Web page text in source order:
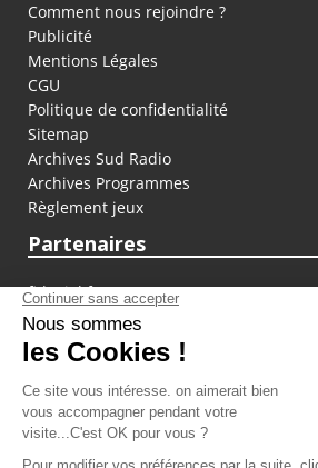
Comment nous rejoindre ?
Publicité
Mentions Légales
CGU
Politique de confidentialité
Sitemap
Archives Sud Radio
Archives Programmes
Règlement jeux
Partenaires
fiducial.fr
lyoncapitale.fr
olympique-et-lyonnais.com
L'application Iphone / Android
Téléchargez